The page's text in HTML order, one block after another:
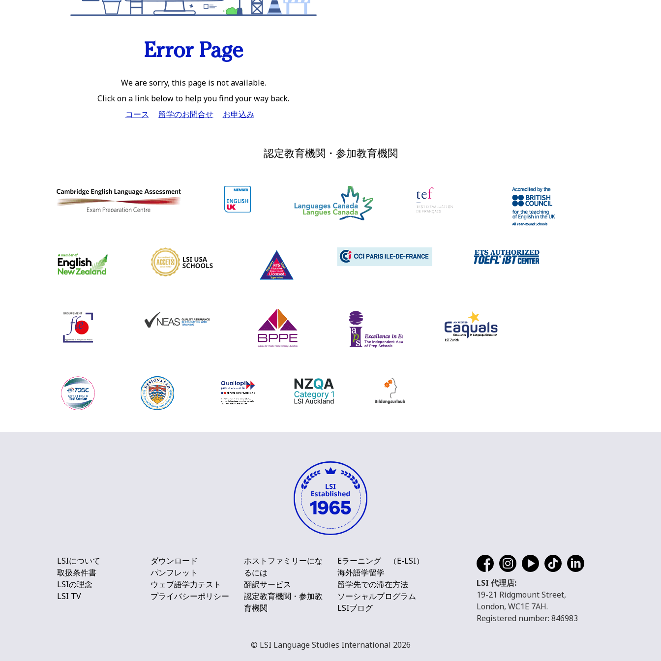
Error Page
We are sorry, this page is not available.
Click on a link below to help you find your way back.
コース
留学のお問合せ お申込み
認定教育機関・参加教育機関
LSIについて
取扱条件書
LSIの理念
LSI TV
ダウンロード
パンフレット
ウェブ語学力テスト
プライバシーポリシー
ホストファミリーにな
るには
翻訳サービス
認定教育機関・参加教
育機関
Eラーニング （E-LSI）
海外語学留学
留学先での滞在方法
ソーシャルプログラム
LSIブログ
LSI 代理店:
19-21 Ridgmount Street,
London, WC1E 7AH.
Registered number: 846983
© LSI Language Studies International 2026